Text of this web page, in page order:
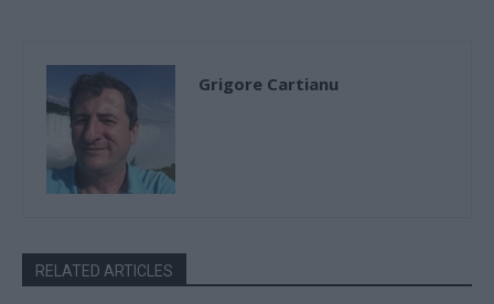
Grigore Cartianu
RELATED ARTICLES